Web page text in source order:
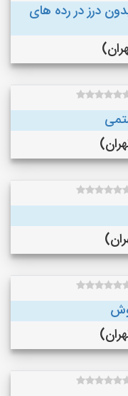
درز در رده های